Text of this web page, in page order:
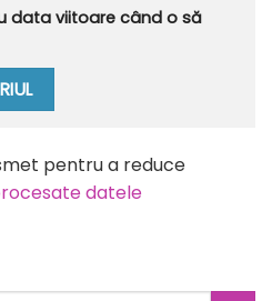
data viitoare când o să
pentru a reduce
datele